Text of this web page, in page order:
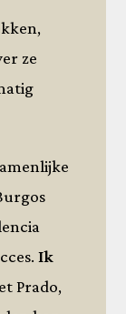
ze
Ik
Prado,